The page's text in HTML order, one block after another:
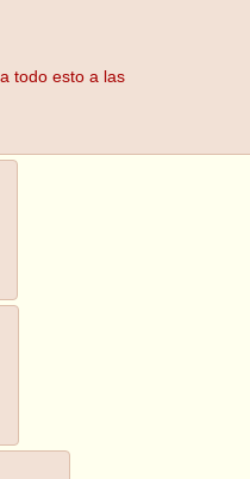
todo esto a las